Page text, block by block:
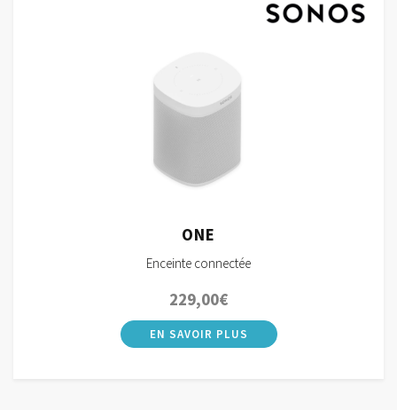
ONE
Enceinte connectée
229,00€